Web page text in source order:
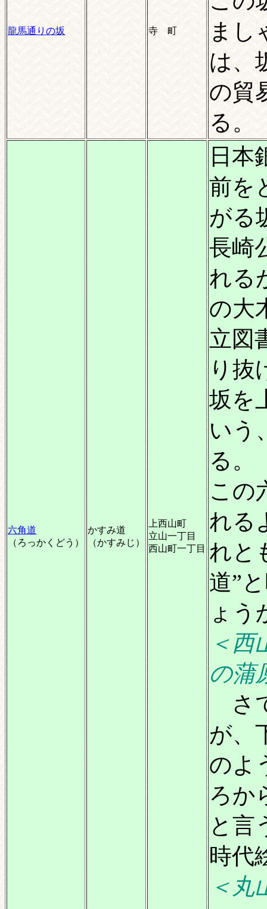
龍馬通りの坂 寺 町
まし
は、
の貿
る。
六角道
（ろっかくどう）
かすみ道
（かすみじ）
上西山町
立山一丁目
西山町一丁目
日本
前を
がる
長崎
れる
の大
立図
り抜
坂を
いう
る。
この
れる
れと
道”
ょう
＜西
の蒲
さ
が、
のよ
ろか
と言
時代
＜